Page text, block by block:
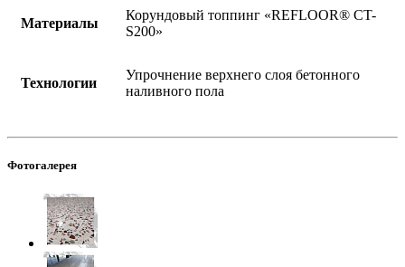
Материалы
Корундовый топпинг «REFLOOR®️ CT-
S200»
Технологии
Упрочнение верхнего слоя бетонного
наливного пола
Фотогалерея